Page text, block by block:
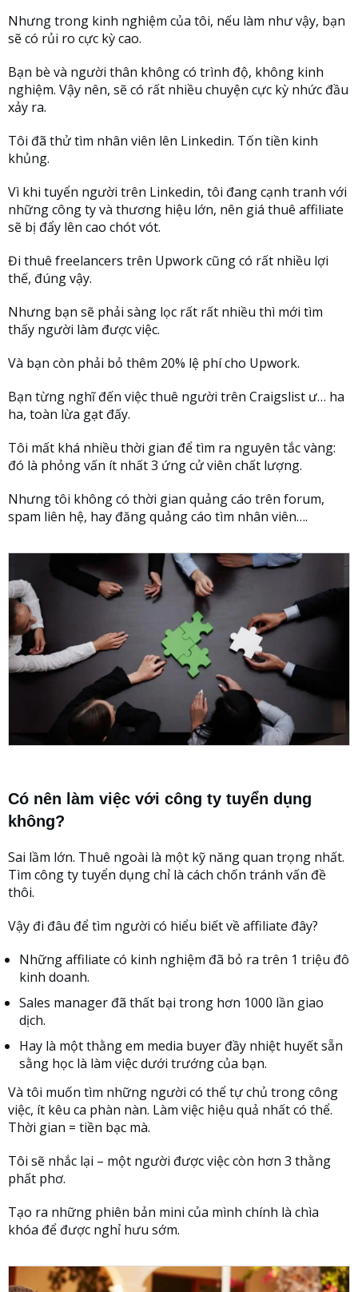
Nhưng trong kinh nghiệm của tôi, nếu làm như vậy, bạn
sẽ có rủi ro cực kỳ cao.
Bạn bè và người thân không có trình độ, không kinh
nghiệm. Vậy nên, sẽ có rất nhiều chuyện cực kỳ nhức đầu
xảy ra.
Tôi đã thử tìm nhân viên lên Linkedin. Tốn tiền kinh
khủng.
Vì khi tuyển người trên Linkedin, tôi đang cạnh tranh với
những công ty và thương hiệu lớn, nên giá thuê affiliate
sẽ bị đẩy lên cao chót vót.
Đi thuê freelancers trên Upwork cũng có rất nhiều lợi
thế, đúng vậy.
Nhưng bạn sẽ phải sàng lọc rất rất nhiều thì mới tìm
thấy người làm được việc.
Và bạn còn phải bỏ thêm 20% lệ phí cho Upwork.
Bạn từng nghĩ đến việc thuê người trên Craigslist ư… ha
ha, toàn lừa gạt đấy.
Tôi mất khá nhiều thời gian để tìm ra nguyên tắc vàng:
đó là phỏng vấn ít nhất 3 ứng cử viên chất lượng.
Nhưng tôi không có thời gian quảng cáo trên forum,
spam liên hệ, hay đăng quảng cáo tìm nhân viên….
Có nên làm việc với công ty tuyển dụng
không?
Sai lầm lớn. Thuê ngoài là một kỹ năng quan trọng nhất.
Tìm công ty tuyển dụng chỉ là cách chốn tránh vấn đề
thôi.
Vậy đi đâu để tìm người có hiểu biết về affiliate đây?
Những affiliate có kinh nghiệm đã bỏ ra trên 1 triệu đô
kinh doanh.
Sales manager đã thất bại trong hơn 1000 lần giao
dịch.
Hay là một thằng em media buyer đầy nhiệt huyết sẵn
sằng học là làm việc dưới trướng của bạn.
Và tôi muốn tìm những người có thể tự chủ trong công
việc, ít kêu ca phàn nàn. Làm việc hiệu quả nhất có thể.
Thời gian = tiền bạc mà.
Tôi sẽ nhắc lại – một người được việc còn hơn 3 thằng
phất phơ.
Tạo ra những phiên bản mini của mình chính là chìa
khóa để được nghỉ hưu sớm.